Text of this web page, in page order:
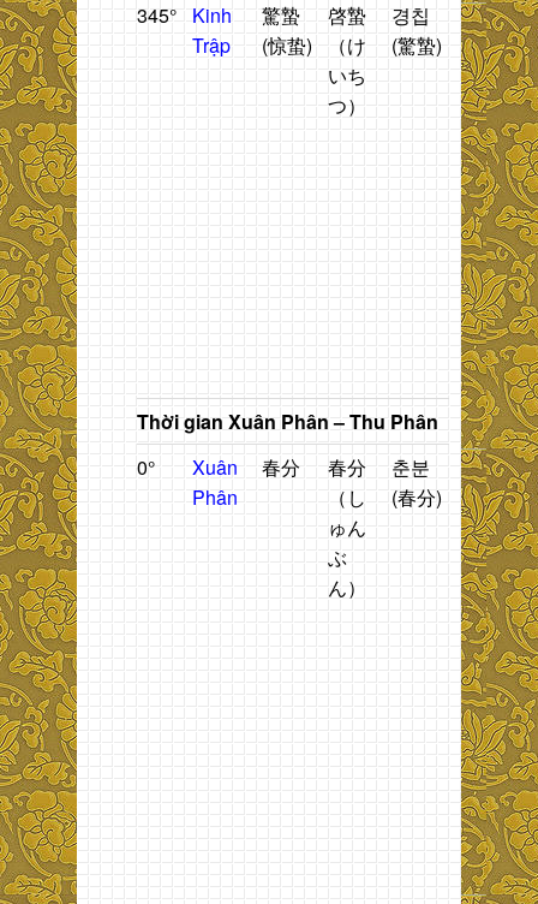
345°
Kinh
Trập
驚蟄
(惊蛰)
啓蟄
（け
いち
つ）
경칩
(驚蟄)
Sâu
nở.
Thời gian Xuân Phân – Thu Phân
0°
Xuân
Phân
春分
春分
（し
ゅん
ぶ
ん）
춘분
(春分)
Thời
gian
giữa
mùa
xuân.